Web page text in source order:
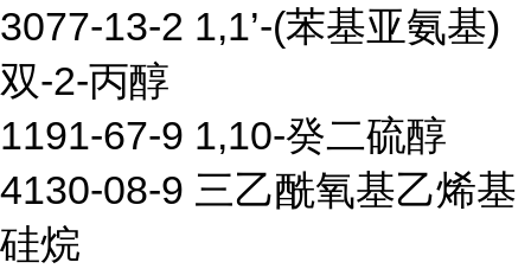
3077-13-2 1,1’-(苯基亚氨基)
双-2-丙醇
1191-67-9 1,10-癸二硫醇
4130-08-9 三乙酰氧基乙烯基
硅烷